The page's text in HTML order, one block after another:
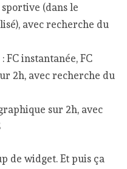
(dans le
avec recherche du
FC instantanée, FC
2h, avec recherche du
sur 2h, avec
de widget. Et puis ça